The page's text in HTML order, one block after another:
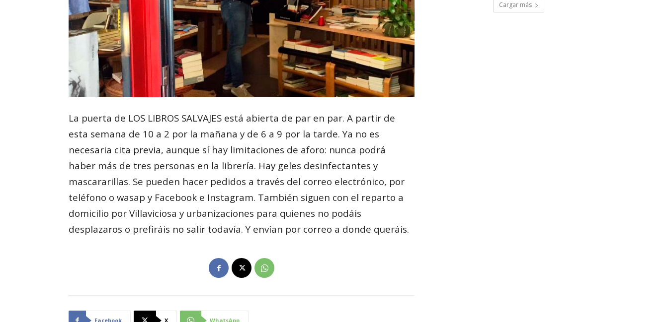
La puerta de LOS LIBROS SALVAJES está abierta de par en par. A partir de
esta semana de 10 a 2 por la mañana y de 6 a 9 por la tarde. Ya no es
necesaria cita previa, aunque sí hay limitaciones de aforo: nunca podrá
haber más de tres personas en la librería. Hay geles desinfectantes y
mascararillas. Se pueden hacer pedidos a través del correo electrónico, por
teléfono o wasap y Facebook e Instagram. También siguen con el reparto a
domicilio por Villaviciosa y urbanizaciones para quienes no podáis
desplazaros o prefiráis no salir todavía. Y envían por correo a donde queráis.
Facebook X WhatsApp
Cargar más